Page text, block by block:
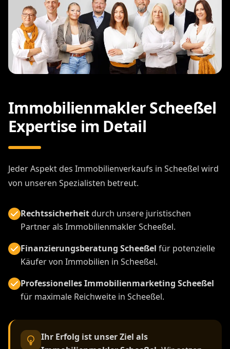
Immobilienmakler Scheeßel
Expertise im Detail
Jeder Aspekt des Immobilienverkaufs in Scheeßel wird
von unseren Spezialisten betreut.
Rechtssicherheitdurch unsere juristischen
Partner als Immobilienmakler Scheeßel.
Finanzierungsberatung Scheeßel für potenzielle
Käufer von Immobilien in Scheeßel.
Professionelles Immobilienmarketing Scheeßel
für maximale Reichweite in Scheeßel.
Ihr Erfolg ist unser Ziel als